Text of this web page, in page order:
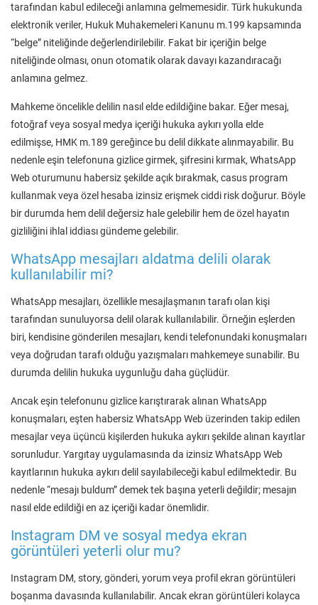
tarafından kabul edileceği anlamına gelmemesidir. Türk hukukunda
elektronik veriler, Hukuk Muhakemeleri Kanunu m.199 kapsamında
“belge” niteliğinde değerlendirilebilir. Fakat bir içeriğin belge
niteliğinde olması, onun otomatik olarak davayı kazandıracağı
anlamına gelmez.
Mahkeme öncelikle delilin nasıl elde edildiğine bakar. Eğer mesaj,
fotoğraf veya sosyal medya içeriği hukuka aykırı yolla elde
edilmişse, HMK m.189 gereğince bu delil dikkate alınmayabilir. Bu
nedenle eşin telefonuna gizlice girmek, şifresini kırmak, WhatsApp
Web oturumunu habersiz şekilde açık bırakmak, casus program
kullanmak veya özel hesaba izinsiz erişmek ciddi risk doğurur. Böyle
bir durumda hem delil değersiz hale gelebilir hem de özel hayatın
gizliliğini ihlal iddiası gündeme gelebilir.
WhatsApp mesajları aldatma delili olarak
kullanılabilir mi?
WhatsApp mesajları, özellikle mesajlaşmanın tarafı olan kişi
tarafından sunuluyorsa delil olarak kullanılabilir. Örneğin eşlerden
biri, kendisine gönderilen mesajları, kendi telefonundaki konuşmaları
veya doğrudan tarafı olduğu yazışmaları mahkemeye sunabilir. Bu
durumda delilin hukuka uygunluğu daha güçlüdür.
Ancak eşin telefonunu gizlice karıştırarak alınan WhatsApp
konuşmaları, eşten habersiz WhatsApp Web üzerinden takip edilen
mesajlar veya üçüncü kişilerden hukuka aykırı şekilde alınan kayıtlar
sorunludur. Yargıtay uygulamasında da izinsiz WhatsApp Web
kayıtlarının hukuka aykırı delil sayılabileceği kabul edilmektedir. Bu
nedenle “mesajı buldum” demek tek başına yeterli değildir; mesajın
nasıl elde edildiği en az içeriği kadar önemlidir.
Instagram DM ve sosyal medya ekran
görüntüleri yeterli olur mu?
Instagram DM, story, gönderi, yorum veya profil ekran görüntüleri
boşanma davasında kullanılabilir. Ancak ekran görüntüleri kolayca